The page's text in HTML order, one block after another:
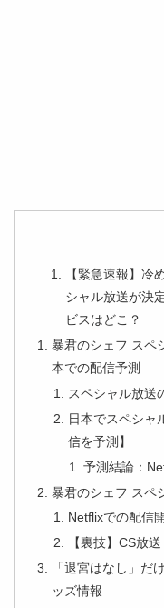
【緊急速報】冷
シャル放送が決
ビスはどこ？
暴君のシェフ スペ
本での配信予測
スペシャル放送
日本でスペシャ
信を予測】
予測結論：
暴君のシェフ スペ
Netflixでの配信
【裏技】CS放
「退宮はなし」だ
ッズ情報